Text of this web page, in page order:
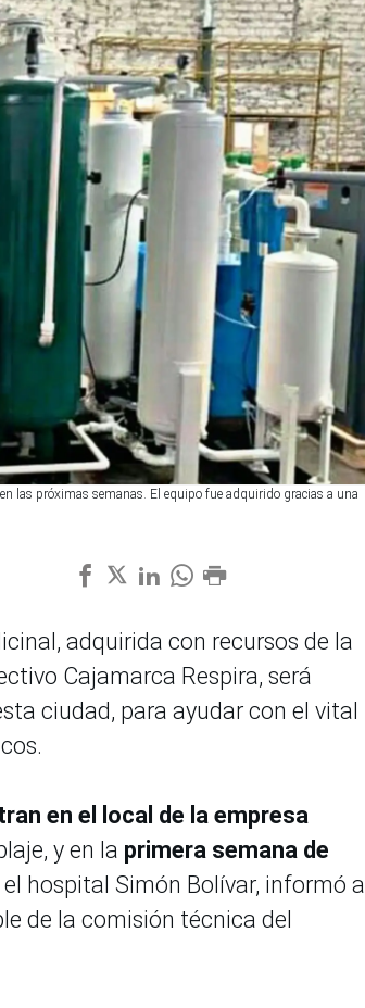
las próximas semanas. El equipo fue adquirido gracias a una
adquirida con recursos de la
Cajamarca Respira, será
ciudad, para ayudar con el vital
en el local de la empresa
y en la primera semana de
hospital Simón Bolívar, informó a
de la comisión técnica del